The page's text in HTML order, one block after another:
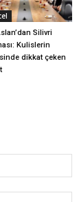
Silivri
Kulislerin
dikkat çeken